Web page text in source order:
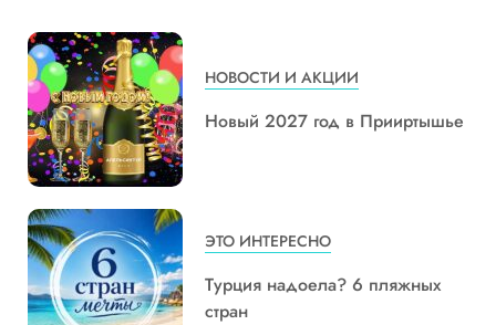
НОВОСТИ И АКЦИИ
Новый 2027 год в Прииртышье
ЭТО ИНТЕРЕСНО
Турция надоела? 6 пляжных
стран